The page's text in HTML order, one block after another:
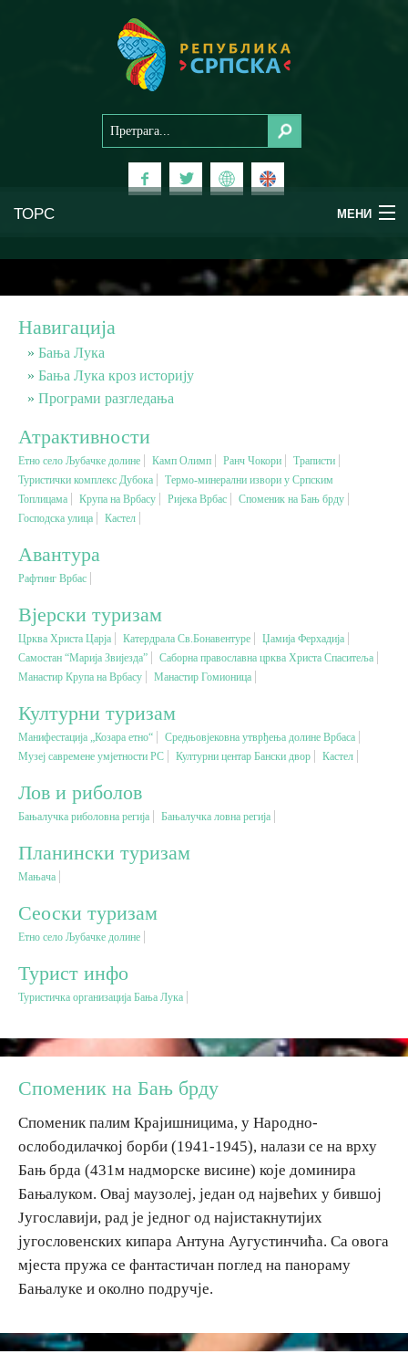
ТОРС МЕНИ
Планински туризам
Бањски туризам
Вјерски туризам
Авантура
Еко туризам
Културни туризам
Гастрономија
Лов и риболов
Сеоски туризам
Омладински туризам
Дестинације
Списак дестинација
Мапа дестинација
Смјештај
Мултимедија
Фото
Видео
E-Brochure
Откриј Српску
Навигација
Бања Лука
Бања Лука кроз историју
Програми разгледања
Атрактивности
Етно село Љубачке долине Камп Олимп Ранч Чокори
Траписти
Туристички комплекс Дубока
Термо-минерални извори у Српским
Топлицама
Крупа на Врбасу Ријека Врбас
Споменик на Бањ брду
Господска улица
Кастел
Авантура
Рафтинг Врбас
Вјерски туризам
Црква Христа Царја Катердрала Св.Бонавентуре
Џамија Ферхадија
Самостан “Марија Звијезда”
Саборна православна црква Христа Спаситеља
Манастир Крупа на Врбасу
Манастир Гомионица
Културни туризам
Манифестација „Козара етно“
Средњовјековна утврђења долине Врбаса
Музеј савремене умјетности РС
Културни центар Бански двор Кастел
Лов и риболов
Бањалучка риболовна регија Бањалучка ловна регија
Планински туризам
Мањача
Сеоски туризам
Етно село Љубачке долине
Турист инфо
Туристичка организација Бања Лука
Споменик на Бањ брду
Споменик палим Крајишницима, у Народно-
ослободилачкој борби (1941-1945), налази се на врху
Бањ брда (431м надморске висине) које доминира
Бањалуком. Овај маузолеј, један од највећих у бившој
Југославији, рад је једног од најистакнутијих
југословенских кипара Антуна Аугустинчића. Са овога
мјеста пружа се фантастичан поглед на панораму
Бањалуке и околно подручје.